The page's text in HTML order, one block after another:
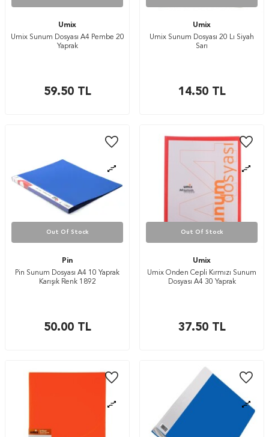
Umix
Umix Sunum Dosyası A4 Pembe 20
Yaprak
59.50TL
Umix
Umix Sunum Dosyası 20 Lı Siyah
Sarı
14.50TL
Out Of Stock
Pin
Pin Sunum Dosyası A4 10 Yaprak
Karışık Renk 1892
50.00TL
Out Of Stock
Umix
Umix Önden Cepli Kırmızı Sunum
Dosyası A4 30 Yaprak
37.50TL